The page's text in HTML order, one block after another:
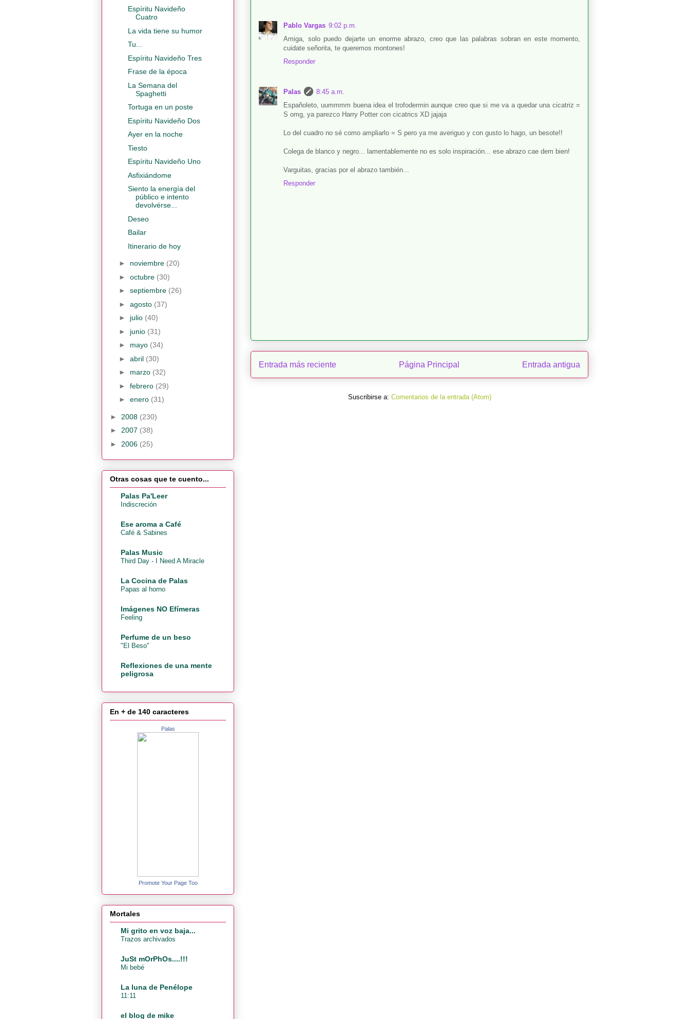
Pablo Vargas 9:02 p.m.
Amiga, solo puedo dejarte un enorme abrazo, creo que las palabras sobran en este momento,
cuidate señorita, te queremos montones!
Responder
Palas
8:45 a.m.
Españoleto, uummmm buena idea el trofodermin aunque creo que si me va a quedar una cicatriz =
S omg, ya parezco Harry Potter con cicatrics XD jajaja
Lo del cuadro no sé como ampliarlo = S pero ya me averiguo y con gusto lo hago, un besote!!
Colega de blanco y negro... lamentablemente no es solo inspiración... ese abrazo cae dem bien!
Varguitas, gracias por el abrazo también...
Responder
Entrada más reciente Entrada antigua
Página Principal
Suscribirse a: Comentarios de la entrada (Atom)
Espíritu Navideño
Cuatro
La vida tiene su humor
Tu...
Espíritu Navideño Tres
Frase de la época
La Semana del
Spaghetti
Tortuga en un poste
Espíritu Navideño Dos
Ayer en la noche
Tiesto
Espíritu Navideño Uno
Asfixiándome
Siento la energía del
público e intento
devolvérse...
Deseo
Bailar
Itinerario de hoy
► noviembre (20)
► octubre (30)
► septiembre (26)
► agosto (37)
► julio (40)
► junio (31)
► mayo (34)
► abril (30)
► marzo (32)
► febrero (29)
► enero (31)
► 2008 (230)
► 2007 (38)
► 2006 (25)
Otras cosas que te cuento...
Palas Pa'Leer
Indiscreción
Ese aroma a Café
Café & Sabines
Palas Music
Third Day - I Need A Miracle
La Cocina de Palas
Papas al horno
Imágenes NO Efímeras
Feeling
Perfume de un beso
"El Beso"
Reflexiones de una mente
peligrosa
En + de 140 caracteres
Palas
Promote Your Page Too
Mortales
Mi grito en voz baja...
Trazos archivados
JuSt mOrPhOs....!!!
Mi bebé
La luna de Penélope
11:11
el blog de mike